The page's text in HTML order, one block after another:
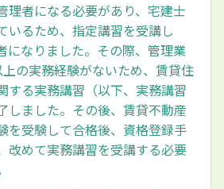
理者になる必要があり、宅建士
いるため、指定講習を受講し
になりました。その際、管理業
の実務経験がないため、賃貸住
する実務講習（以下、実務講習
しました。その後、賃貸不動産
を受験して合格後、資格登録手
改めて実務講習を受講する必要